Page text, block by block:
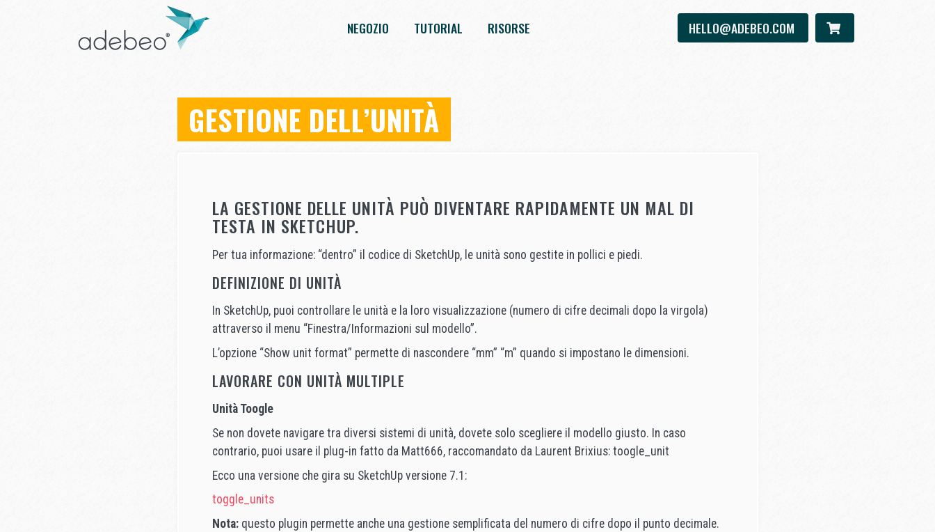
NEGOZIO TUTORIAL RISORSE HELLO@ADEBEO.COM
GESTIONE DELL’UNITÀ
LA GESTIONE DELLE UNITÀ PUÒ DIVENTARE RAPIDAMENTE UN MAL DI
TESTA IN SKETCHUP.
Per tua informazione: “dentro” il codice di SketchUp, le unità sono gestite in pollici e piedi.
DEFINIZIONE DI UNITÀ
In SketchUp, puoi controllare le unità e la loro visualizzazione (numero di cifre decimali dopo la virgola)
attraverso il menu “Finestra/Informazioni sul modello”.
L’opzione “Show unit format” permette di nascondere “mm” “m” quando si impostano le dimensioni.
LAVORARE CON UNITÀ MULTIPLE
Unità Toogle
Se non dovete navigare tra diversi sistemi di unità, dovete solo scegliere il modello giusto. In caso
contrario, puoi usare il plug-in fatto da Matt666, raccomandato da Laurent Brixius: toogle_unit
Ecco una versione che gira su SketchUp versione 7.1:
toggle_units
Nota:questo plugin permette anche una gestione semplificata del numero di cifre dopo il punto decimale.